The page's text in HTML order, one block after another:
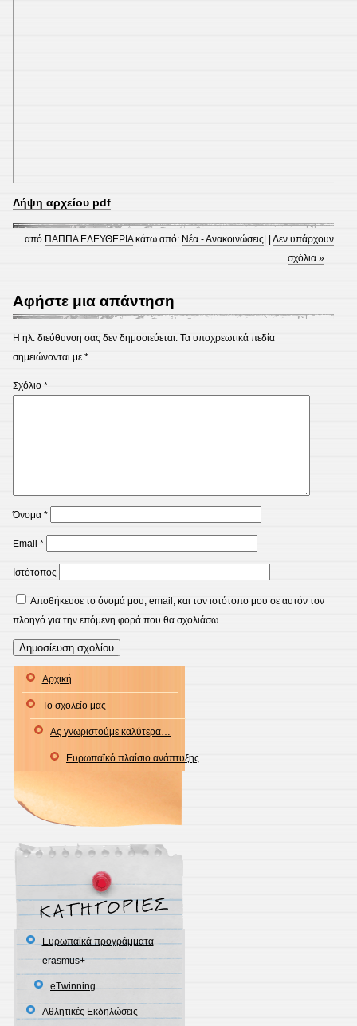
Λήψη αρχείου pdf
από ΠΑΠΠΑ ΕΛΕΥΘΕΡΙΑκάτω από: Νέα - Ανακοινώσεις | |Δεν υπάρχουν
σχόλια »
Αφήστε μια απάντηση
Η ηλ. διεύθυνση σας δεν δημοσιεύεται. Τα υποχρεωτικά πεδία
σημειώνονται με *
Σχόλιο *
Όνομα *
Email *
Ιστότοπος
Αποθήκευσε το όνομά μου, email, και τον ιστότοπο μου σε αυτόν τον
πλοηγό για την επόμενη φορά που θα σχολιάσω.
Αρχική
Το σχολείο μας
Ας γνωριστούμε καλύτερα…
Ευρωπαϊκό πλαίσιο ανάπτυξης
Eυρωπαϊκά προγράμματα
erasmus+
eΤwinning
Αθλητικές Εκδηλώσεις